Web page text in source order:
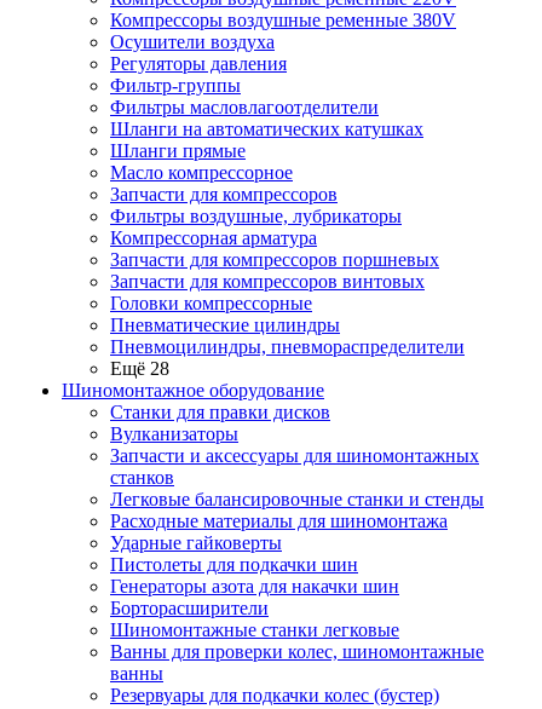
Компрессоры воздушные ременные 380V
Осушители воздуха
Регуляторы давления
Фильтр-группы
Фильтры масловлагоотделители
Шланги на автоматических катушках
Шланги прямые
Масло компрессорное
Запчасти для компрессоров
Фильтры воздушные, лубрикаторы
Компрессорная арматура
Запчасти для компрессоров поршневых
Запчасти для компрессоров винтовых
Головки компрессорные
Пневматические цилиндры
Пневмоцилиндры, пневмораспределители
Ещё 28
Шиномонтажное оборудование
Станки для правки дисков
Вулканизаторы
Запчасти и аксессуары для шиномонтажных
станков
Легковые балансировочные станки и стенды
Расходные материалы для шиномонтажа
Ударные гайковерты
Пистолеты для подкачки шин
Генераторы азота для накачки шин
Борторасширители
Шиномонтажные станки легковые
Ванны для проверки колес, шиномонтажные
ванны
Резервуары для подкачки колес (бустер)